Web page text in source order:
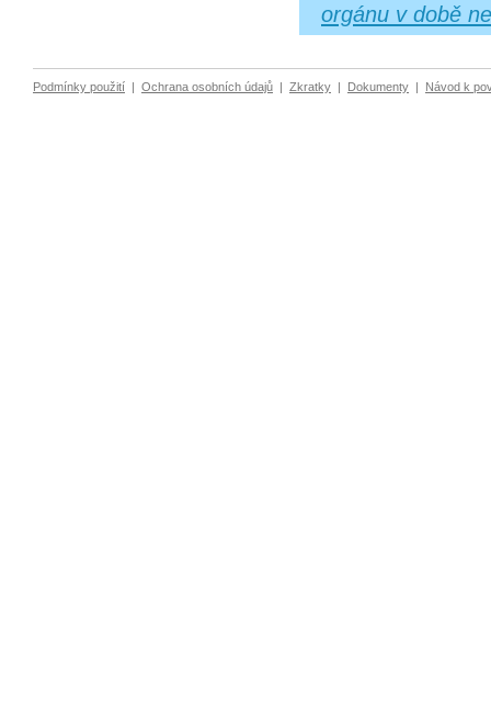
orgánu v době
Podmínky použití | Ochrana osobních údajů | Zkratky | Dokumenty | Návod k